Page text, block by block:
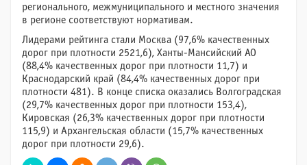
регионального, межмуниципального и местного значения
в регионе соответствуют нормативам.
Лидерами рейтинга стали Москва (97,6% качественных
дорог при плотности 2521,6), Ханты-Мансийский АО
(88,4% качественных дорог при плотности 11,7) и
Краснодарский край (84,4% качественных дорог при
плотности 481). В конце списка оказались Волгоградская
(29,7% качественных дорог при плотности 153,4),
Кировская (26,3% качественных дорог при плотности
115,9) и Архангельская области (15,7% качественных
дорог при плотности 29,6).